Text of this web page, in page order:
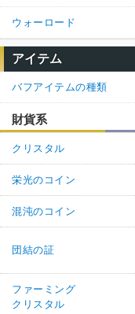
ウォーロード
アイテム
バフアイテムの種類
財貨系
クリスタル
栄光のコイン
混沌のコイン
団結の証
ファーミング
クリスタル